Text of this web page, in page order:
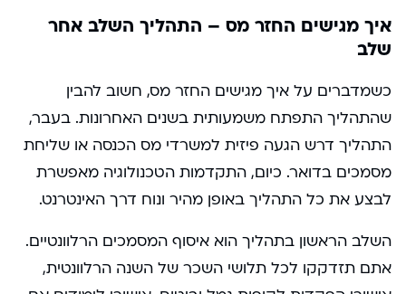
איך מגישים החזר מס – התהליך השלב אחר
שלב
כשמדברים על איך מגישים החזר מס, חשוב להבין
שהתהליך התפתח משמעותית בשנים האחרונות. בעבר,
התהליך דרש הגעה פיזית למשרדי מס הכנסה או שליחת
מסמכים בדואר. כיום, התקדמות הטכנולוגיה מאפשרת
לבצע את כל התהליך באופן מהיר ונוח דרך האינטרנט.
השלב הראשון בתהליך הוא איסוף המסמכים הרלוונטיים.
אתם תזדקקו לכל תלושי השכר של השנה הרלוונטית,